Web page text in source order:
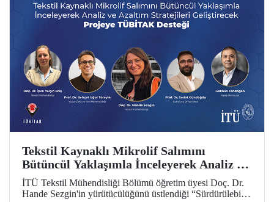
Tekstil Kaynaklı Mikrolif Salımını
Bütüncül Yaklaşımla İnceleyerek Analiz ve
Azaltım Stratejileri Geliştirecek Projeye
TÜBİTAK Desteği
İTÜ Tekstil Mühendisliği Bölümü öğretim üyesi Doç. Dr.
Hande Sezgin'in yürütücülüğünü üstlendiği “Sürdürülebilir